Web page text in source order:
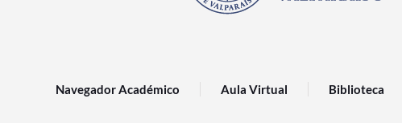
Navegador Académico Aula Virtual Biblioteca